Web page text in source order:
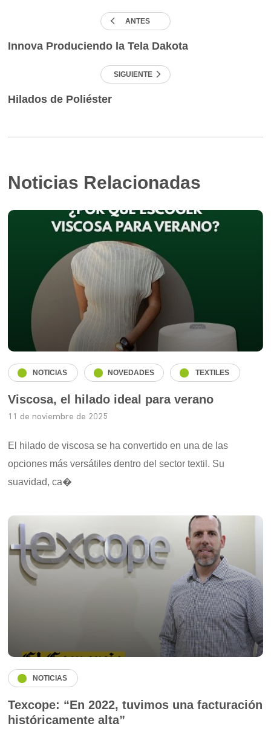
ANTES
Innova Produciendo la Tela Dakota
SIGUIENTE
Hilados de Poliéster
Noticias Relacionadas
NOTICIAS NOVEDADES TEXTILES
Viscosa, el hilado ideal para verano
11 de noviembre de 2025
El hilado de viscosa se ha convertido en una de las
opciones más versátiles dentro del sector textil. Su
suavidad, ca�
NOTICIAS
Texcope: “En 2022, tuvimos una facturación
históricamente alta”